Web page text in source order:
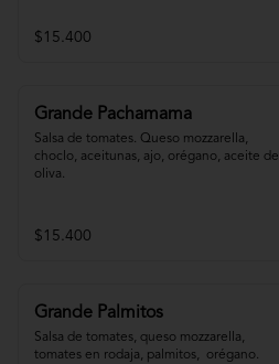
$15.400
Grande Pachamama
Salsa de tomates. Queso mozzarella,
choclo, aceitunas, ajo, orégano, aceite de
oliva.
$15.400
Grande Palmitos
Salsa de tomates, queso mozzarella,
tomates en rodaja, palmitos,  orégano.